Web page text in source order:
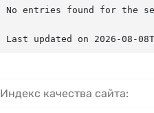
No entries found for the
Last updated on 2026-08-
Индекс качества сайта: